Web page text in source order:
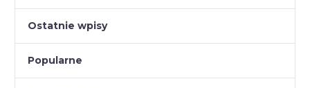
Ostatnie wpisy
Popularne